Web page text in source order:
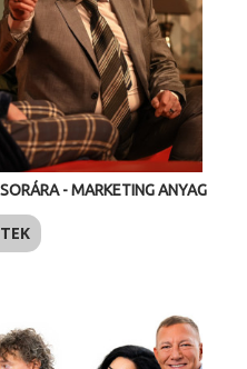
- MARKETING ANYAG